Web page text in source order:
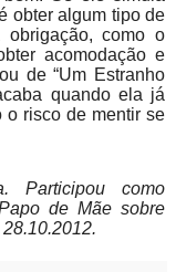
obter algum tipo de
obrigação, como o
acomodação e
de “Um Estranho
quando ela já
o risco de mentir se
Participou como
de Mãe sobre